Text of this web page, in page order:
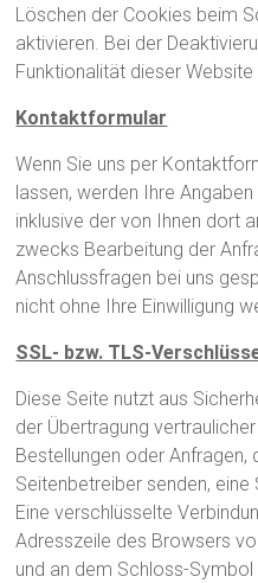
Löschen der Cookies beim
aktivieren. Bei der
Funktionalität dieser
Kontaktformular
Wenn Sie uns per
lassen, werden Ihre
inklusive der von Ihnen dort
zwecks Bearbeitung der
Anschlussfragen bei uns
nicht ohne Ihre Einwilligung
SSL- bzw. TLS-
Diese Seite nutzt aus
der Übertragung
Bestellungen oder Anfragen,
Seitenbetreiber senden, eine
Eine verschlüsselte
Adresszeile des Browsers
und an dem Schloss-